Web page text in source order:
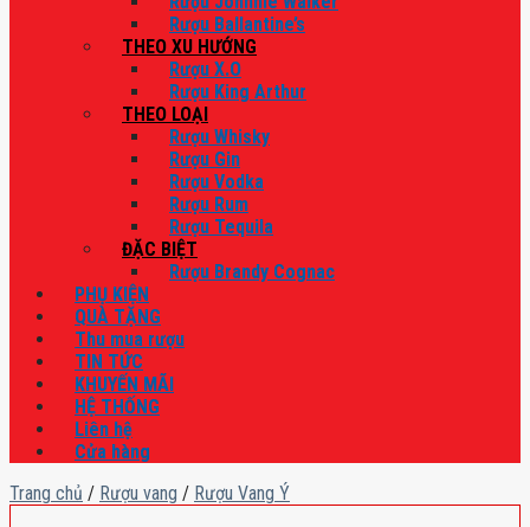
Rượu Ballantine’s
THEO XU HƯỚNG
Rượu X.O
Rượu King Arthur
THEO LOẠI
Rượu Whisky
Rượu Gin
Rượu Vodka
Rượu Rum
Rượu Tequila
ĐẶC BIỆT
Rượu Brandy Cognac
PHỤ KIỆN
QUÀ TẶNG
Thu mua rượu
TIN TỨC
KHUYẾN MÃI
HỆ THỐNG
Liên hệ
Cửa hàng
Trang chủ / Rượu vang / Rượu Vang Ý